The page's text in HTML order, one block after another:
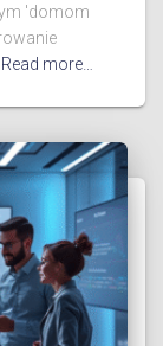
'domom
Read more…